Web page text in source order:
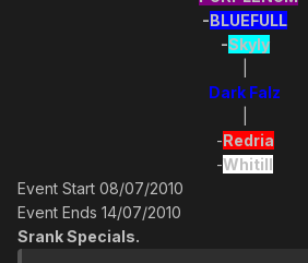
-BLUEFULL
-Skyly
Dark Falz
-Redria
-Whitill
Event Start 08/07/2010
Event Ends 14/07/2010
Srank Specials.